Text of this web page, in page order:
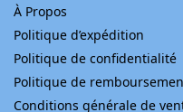
À Propos
Politique d’expédition
Politique de confidentialité
Politique de
Conditions générale de